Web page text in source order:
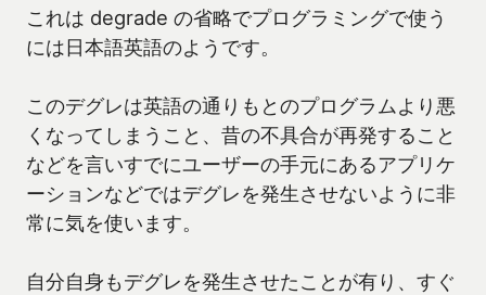
これは degrade の省略でプログラミングで使う
には日本語英語のようです。
このデグレは英語の通りもとのプログラムより悪
くなってしまうこと、昔の不具合が再発すること
などを言いすでにユーザーの手元にあるアプリケ
ーションなどではデグレを発生させないように非
常に気を使います。
自分自身もデグレを発生させたことが有り、すぐ